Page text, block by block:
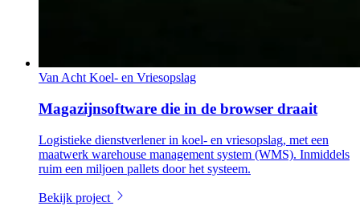
Van Acht Koel- en Vriesopslag
Magazijnsoftware die in de browser draait
Logistieke dienstverlener in koel- en vriesopslag, met een
maatwerk warehouse management system (WMS). Inmiddels
ruim een miljoen pallets door het systeem.
Bekijk project